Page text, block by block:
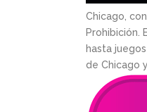
Chicago,
Prohibición.
hasta
de Chicago